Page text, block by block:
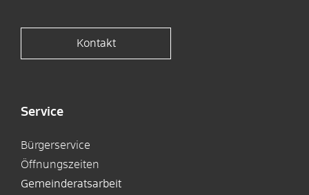
Kontakt
Service
Bürgerservice
Öffnungszeiten
Gemeinderatsarbeit